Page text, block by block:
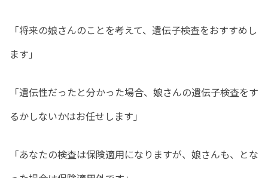
「将来の娘さんのことを考えて、遺伝子検査をおすすめし
ます」
「遺伝性だったと分かった場合、娘さんの遺伝子検査をす
るかしないかはお任せします」
「あなたの検査は保険適用になりますが、娘さんも、とな